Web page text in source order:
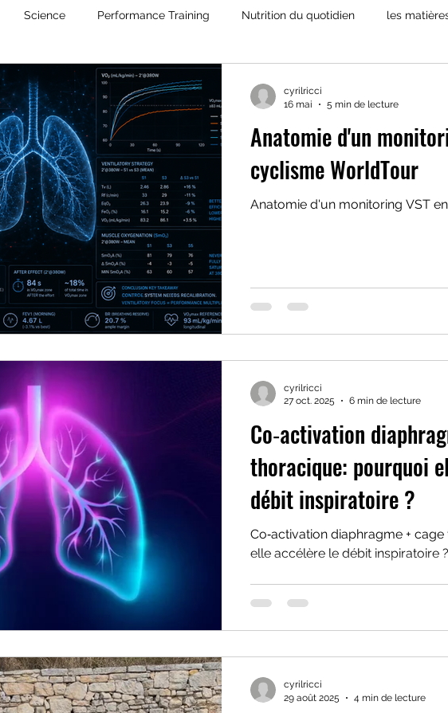
Science Performance Training Nutrition du quotidien les
micro-nutrition acides aminés
training session Troubles comportement alimentaire stratégie ventilatoire
HNS performance training camp Stratégie nutritionnelle effort
Récupération Santé Cyclisme
cadence Neurotransmetteurs
Anatomie d'un
cyclisme WorldTour
Anatomie d'un monitoring VST
cyrilricci
16 mai
5 min de lecture
Co‑activation
thoracique: pourquoi
débit inspiratoire ?
Co‑activation diaphragme +
elle accélère le débit inspiratoire ?
cyrilricci
27 oct. 2025
6 min de lecture
cyrilricci
29 août 2025
4 min de lecture